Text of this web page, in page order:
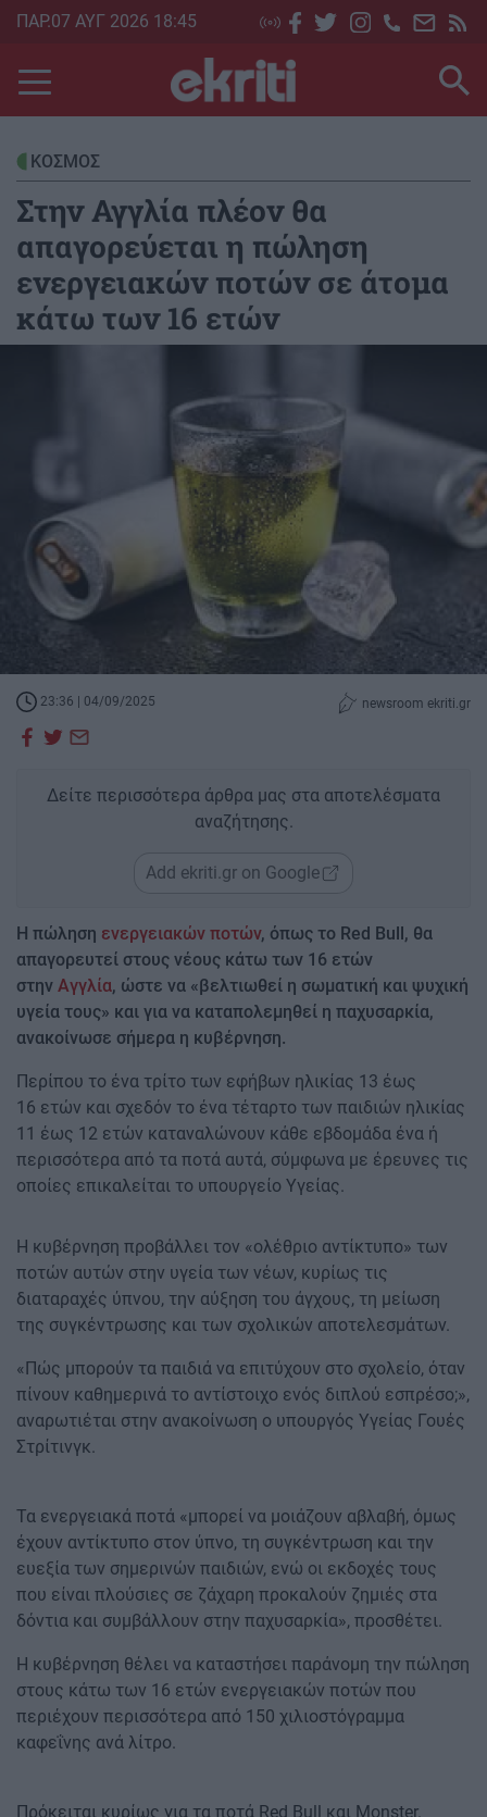
Skip
main
content
ΠΑΡ.07 ΑΥΓ 2026 18:45
ΚΟΣΜΟΣ
Στην Αγγλία πλέον θα
απαγορεύεται η πώληση
ενεργειακών ποτών σε άτομα
κάτω των 16 ετών
23:36 | 04/09/2025 newsroom ekriti.gr
Δείτε περισσότερα άρθρα μας στα αποτελέσματα
αναζήτησης.
Add ekriti.gr on Google
Η πώληση ενεργειακών ποτών, όπως το Red Bull, θα
απαγορευτεί στους νέους κάτω των 16 ετών
στην Αγγλία, ώστε να «βελτιωθεί η σωματική και ψυχική
υγεία τους» και για να καταπολεμηθεί η παχυσαρκία,
ανακοίνωσε σήμερα η κυβέρνηση.
Περίπου το ένα τρίτο των εφήβων ηλικίας 13 έως
16 ετών και σχεδόν το ένα τέταρτο των παιδιών ηλικίας
11 έως 12 ετών καταναλώνουν κάθε εβδομάδα ένα ή
περισσότερα από τα ποτά αυτά, σύμφωνα με έρευνες τις
οποίες επικαλείται το υπουργείο Υγείας.
Η κυβέρνηση προβάλλει τον «ολέθριο αντίκτυπο» των
ποτών αυτών στην υγεία των νέων, κυρίως τις
διαταραχές ύπνου, την αύξηση του άγχους, τη μείωση
της συγκέντρωσης και των σχολικών αποτελεσμάτων.
«Πώς μπορούν τα παιδιά να επιτύχουν στο σχολείο, όταν
πίνουν καθημερινά το αντίστοιχο ενός διπλού εσπρέσο;»,
αναρωτιέται στην ανακοίνωση ο υπουργός Υγείας Γουές
Στρίτινγκ.
Τα ενεργειακά ποτά «μπορεί να μοιάζουν αβλαβή, όμως
έχουν αντίκτυπο στον ύπνο, τη συγκέντρωση και την
ευεξία των σημερινών παιδιών, ενώ οι εκδοχές τους
που είναι πλούσιες σε ζάχαρη προκαλούν ζημιές στα
δόντια και συμβάλλουν στην παχυσαρκία», προσθέτει.
Η κυβέρνηση θέλει να καταστήσει παράνομη την πώληση
στους κάτω των 16 ετών ενεργειακών ποτών που
περιέχουν περισσότερα από 150 χιλιοστόγραμμα
καφεΐνης ανά λίτρο.
Πρόκειται κυρίως για τα ποτά Red Bull και Monster.